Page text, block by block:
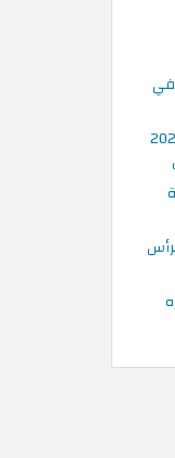
في
حلاقة الذقن للرجال 2026